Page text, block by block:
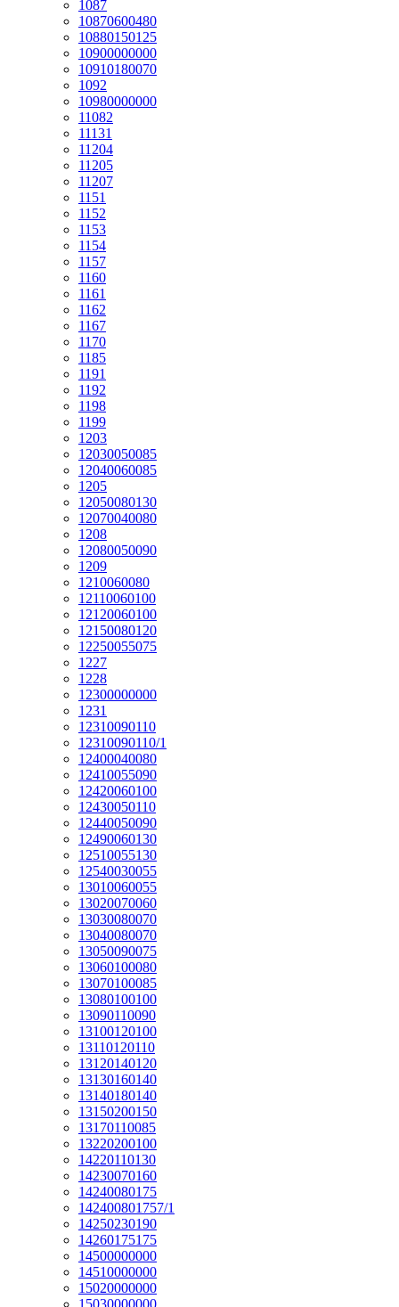
1087
10870600480
10880150125
10900000000
10910180070
1092
10980000000
11082
11131
11204
11205
11207
1151
1152
1153
1154
1157
1160
1161
1162
1167
1170
1185
1191
1192
1198
1199
1203
12030050085
12040060085
1205
12050080130
12070040080
1208
12080050090
1209
1210060080
12110060100
12120060100
12150080120
12250055075
1227
1228
12300000000
1231
12310090110
12310090110/1
12400040080
12410055090
12420060100
12430050110
12440050090
12490060130
12510055130
12540030055
13010060055
13020070060
13030080070
13040080070
13050090075
13060100080
13070100085
13080100100
13090110090
13100120100
13110120110
13120140120
13130160140
13140180140
13150200150
13170110085
13220200100
14220110130
14230070160
14240080175
142400801757/1
14250230190
14260175175
14500000000
14510000000
15020000000
15030000000